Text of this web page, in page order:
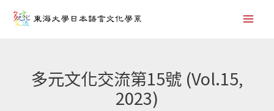
Main
多元文化交流第15號 (Vol.15,
2023)
Post
navigation